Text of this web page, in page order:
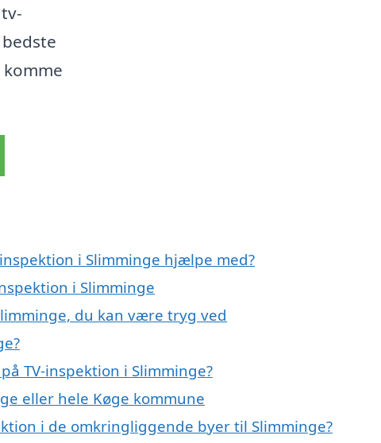
i Slimminge hjælpe med?
i Slimminge
du kan være tryg ved
TV-inspektion i Slimminge?
eller hele Køge kommune
i de omkringliggende byer til Slimminge?